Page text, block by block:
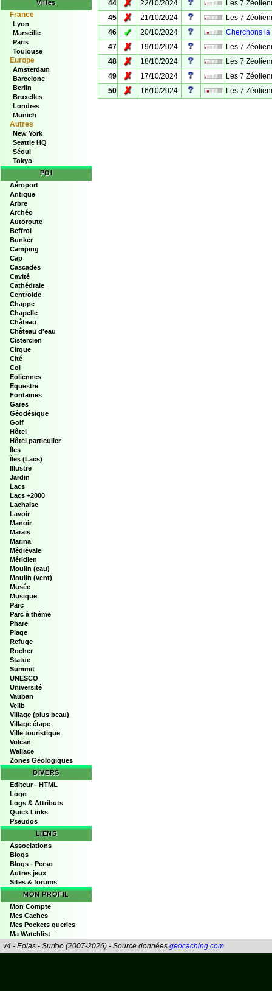
Villes
France
Lyon
Marseille
Paris
Toulouse
Europe
Amsterdam
Barcelone
Berlin
Bruxelles
Londres
Munich
Autres
New York
Seattle HQ
Séoul
Tokyo
POI
Aéroport
Antique
Arbre
Archéo
Autoroute
Beffroi
Bunker
Camping
Cap
Cascades
Cavité
Cathédrale
Centroide
Chappe
Chapelle
Château
Château d'eau
Cistercien
Cirque
Cité
Col
Eoliennes
Equestre
Fontaines
Gares
Géodésique
Golf
Hôtel
Hôtel particulier
Îles
Îles (Lacs)
Illustre
Jardin
Lacs
Lacs +2000
Lachaise
Lavoir
Manoir
Marais
Marina
Médiévale
Méridien
Moulin (eau)
Moulin (vent)
Musée
Musique
Parc
Parc à thème
Phare
Plage
Refuge
Rocher
Statue
Summit
UNESCO
Université
Vauban
Velib
Village (plus beau)
Village étape
Ville touristique
Volcan
Wallace
Zones Géologiques
DIVERS
Editeur - HTML
Logo
Logs & Attributs
Quick Links
Pseudos
LIENS
Associations
Blogs
Blogs - Perso
Autres jeux
Sites & forums
MON PROFIL
Mon Compte
Mes Caches
Mes Pockets queries
Ma Watchlist
44
✗ 22/10/2024
Les 7
45
✗ 21/10/2024
Les 7
46
✓ 20/10/2024
Cherchons la
47
✗ 19/10/2024
Les 7
48
✗ 18/10/2024
Les 7
49
✗ 17/10/2024
Les 7
50
✗ 16/10/2024 Les 7
v4 - Eolas - Surfoo (2007-2026) - Source données geocaching.com